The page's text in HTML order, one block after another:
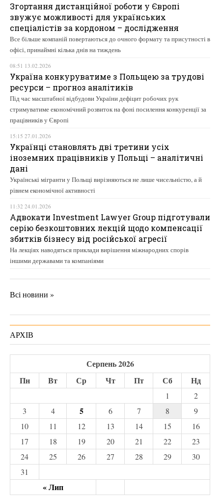
Згортання дистанційної роботи у Європі
звужує можливості для українських
спеціалістів за кордоном – дослідження
Все більше компаній повертаються до очного формату та присутності в
офісі, принаймні кілька днів на тиждень
08:51 13.02.2026
Україна конкуруватиме з Польщею за трудові
ресурси – прогноз аналітиків
Під час масштабної відбудови України дефіцит робочих рук
стримуватиме економічний розвиток на фоні посилення конкуренції за
працівників у Європі
15:15 27.01.2026
Українці становлять дві третини усіх
іноземних працівників у Польщі – аналітичні
дані
Українські мігранти у Польщі вирізняються не лише чисельністю, а й
рівнем економічної активності
11:32 24.01.2026
Адвокати Investment Lawyer Group підготували
серію безкоштовних лекцій щодо компенсації
збитків бізнесу від російської агресії
На лекціях наводяться приклади вирішення міжнародних спорів
іншими державами та компаніями
Всі новини »
АРХІВ
Серпень 2026
Пн
Вт Ср Чт Пт Сб Нд
« Лип
1
2
3
4 5 6 7 8
9
10
11 12 13 14 15
16
17
18 19 20 21 22
23
24
25 26 27 28 29
30
31